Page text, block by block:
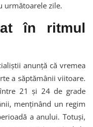
următoarele zile.
în ritmul
anunță că vremea
a săptămânii viitoare.
21 și 24 de grade
menținând un regim
a anului. Totuși,